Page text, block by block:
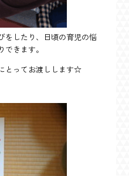
をしたり、日頃の育児の悩
きます。
とってお渡しします☆